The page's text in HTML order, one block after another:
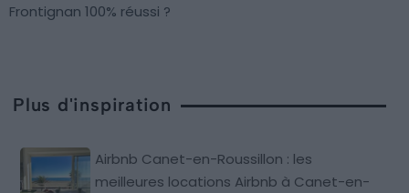
Frontignan 100% réussi ?
Plus d'inspiration
Airbnb Canet-en-Roussillon : les
meilleures locations Airbnb à Canet-en-